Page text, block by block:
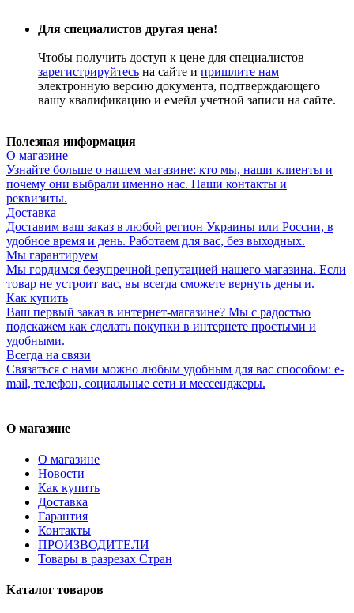
Для специалистов другая цена!
Чтобы получить доступ к цене для специалистов
зарегистрируйтесь на сайте и пришлите нам
электронную версию документа, подтверждающего
вашу квалификацию и емейл учетной записи на сайте.
Полезная информация
О магазине
Узнайте больше о нашем магазине: кто мы, наши клиенты и
почему они выбрали именно нас. Наши контакты и
реквизиты.
Доставка
Доставим ваш заказ в любой регион Украины или России, в
удобное время и день. Работаем для вас, без выходных.
Мы гарантируем
Мы гордимся безупречной репутацией нашего магазина. Если
товар не устроит вас, вы всегда сможете вернуть деньги.
Как купить
Ваш первый заказ в интернет-магазине? Мы с радостью
подскажем как сделать покупки в интернете простыми и
удобными.
Всегда на связи
Связаться с нами можно любым удобным для вас способом: e-
mail, телефон, социальные сети и мессенджеры.
О магазине
О магазине
Новости
Как купить
Доставка
Гарантия
Контакты
ПРОИЗВОДИТЕЛИ
Товары в разрезах Стран
Каталог товаров